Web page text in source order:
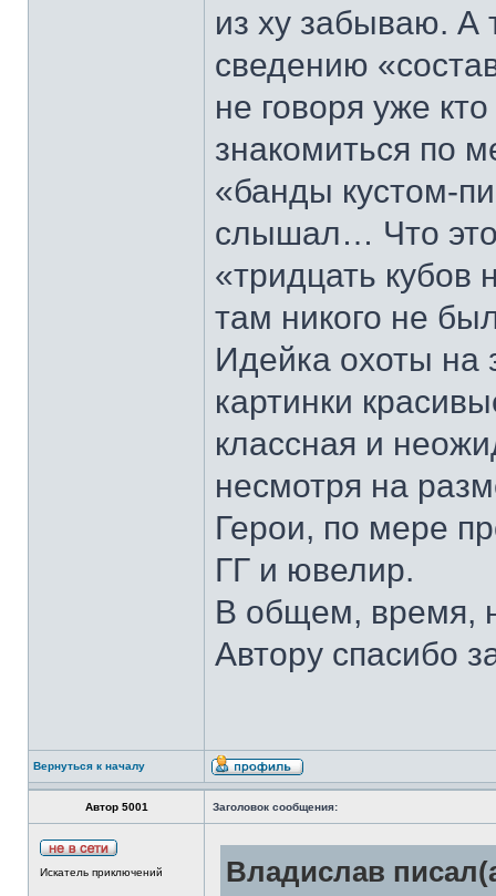
из ху забываю. А
сведению
не говоря уже
знакомиться по
«банды кустом-
слышал… Что это
«тридцать
там никого не
Идейка охоты на
картинки
классная и
несмотря на
Герои, по мере
ГГ и ювелир.
В общем, время,
Автору спасибо
Вернуться к началу
Автор 5001 Заголовок сообщения:
Искатель приключений Владислав